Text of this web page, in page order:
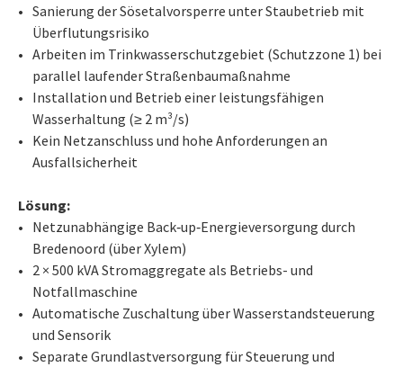
Sanierung der Sösetalvorsperre unter Staubetrieb mit
Überflutungsrisiko
Arbeiten im Trinkwasserschutzgebiet (Schutzzone 1) bei
parallel laufender Straßenbaumaßnahme
Installation und Betrieb einer leistungsfähigen
Wasserhaltung (≥ 2 m³/s)
Kein Netzanschluss und hohe Anforderungen an
Ausfallsicherheit
Lösung:
Netzunabhängige Back‑up‑Energieversorgung durch
Bredenoord (über Xylem)
2 × 500 kVA Stromaggregate als Betriebs- und
Notfallmaschine
Automatische Zuschaltung über Wasserstandsteuerung
und Sensorik
Separate Grundlastversorgung für Steuerung und